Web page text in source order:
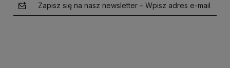
Zapisz się na nasz newsletter – Wpisz adres e-mail